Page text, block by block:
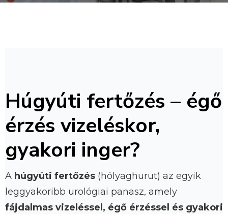
Húgyúti fertőzés – égő
érzés vizeléskor,
gyakori inger?
A húgyúti fertőzés (hólyaghurut) az egyik
leggyakoribb urológiai panasz, amely
fájdalmas vizeléssel, égő érzéssel és gyakori